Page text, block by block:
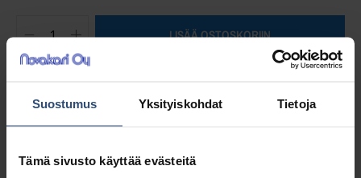
Suostumus Yksityiskohdat Tietoja
Tämä sivusto käyttää evästeitä
LISÄÄ OSTOSKORIIN